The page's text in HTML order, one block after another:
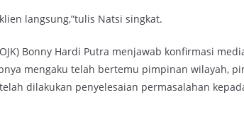
langsung,”tulis Natsi singkat.
Bonny Hardi Putra menjawab konfirmasi
mengaku telah bertemu pimpinan wilayah,
dilakukan penyelesaian permasalahan